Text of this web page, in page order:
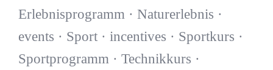
Erlebnisprogramm · Naturerlebnis ·
events · Sport · incentives · Sportkurs ·
Sportprogramm · Technikkurs ·